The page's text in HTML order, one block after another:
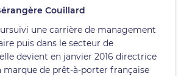
Couillard
une carrière de management
puis dans le secteur de
devient en janvier 2016 directrice
marque de prêt-à-porter française